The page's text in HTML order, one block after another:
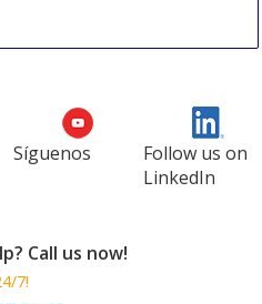
Síguenos
Follow us on
LinkedIn
Call us now!
7!